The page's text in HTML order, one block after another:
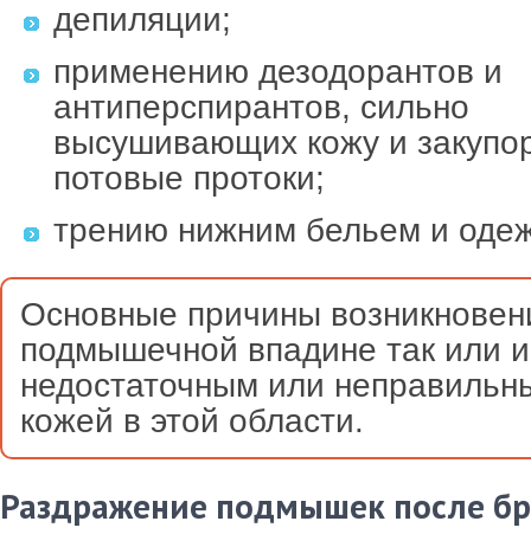
депиляции;
применению дезодорантов и
антиперспирантов, сильно
высушивающих кожу и
потовые протоки;
трению нижним бельем и
Основные причины
подмышечной впадине так или
недостаточным или
кожей в этой области.
Раздражение подмышек после